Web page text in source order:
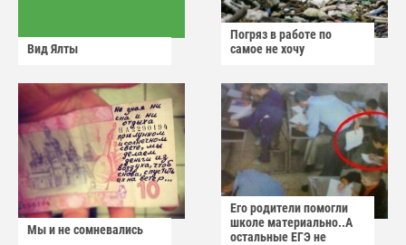
Вид Ялты
Погряз в работе по
самое не хочу
Мы и не сомневались
Его родители помогли
школе материально..А
остальные ЕГЭ не